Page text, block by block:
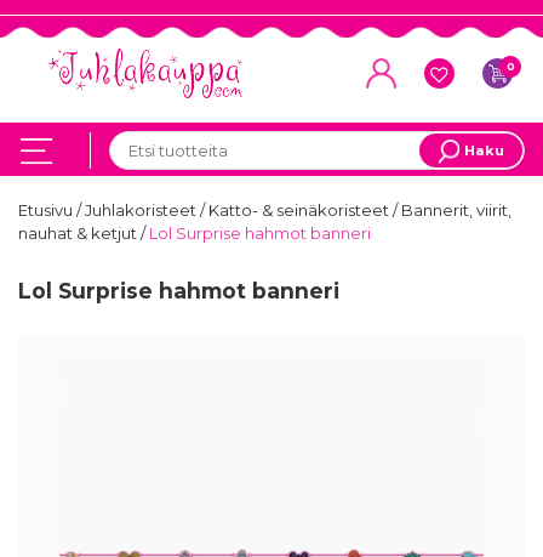
0
Haku
Etusivu /Juhlakoristeet/Katto- & seinäkoristeet/Bannerit, viirit,
nauhat & ketjut/Lol Surprise hahmot banneri
Lol Surprise hahmot banneri